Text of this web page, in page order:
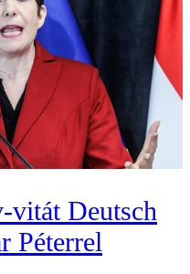
vitát Deutsch
Péterrel